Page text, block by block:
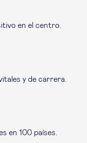
en el centro.
y de carrera.
en 100 países.